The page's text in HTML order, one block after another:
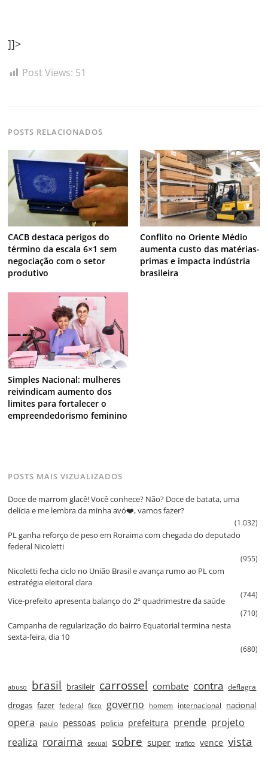
]]>
Post Views: 51
POSTS RELACIONADOS
CACB destaca perigos do
término da escala 6×1 sem
negociação com o setor
produtivo
Conflito no Oriente Médio
aumenta custo das matérias-
primas e impacta indústria
brasileira
Simples Nacional: mulheres
reivindicam aumento dos
limites para fortalecer o
empreendedorismo feminino
POSTS MAIS VIZUALIZADOS
Doce de marrom glacê! Você conhece? Não? Doce de batata, uma
delícia e me lembra da minha avó❤️, vamos fazer?
(1.032)
PL ganha reforço de peso em Roraima com chegada do deputado
federal Nicoletti
(955)
Nicoletti fecha ciclo no União Brasil e avança rumo ao PL com
estratégia eleitoral clara
(744)
Vice‑prefeito apresenta balanço do 2º quadrimestre da saúde
(710)
Campanha de regularização do bairro Equatorial termina nesta
sexta‑feira, dia 10
(680)
abuso brasil brasileir carrossel combate contra deflagra
drogas fazer federal ficco governo homem internacional nacional
opera paulo pessoas policia prefeitura prende projeto
realiza roraima sexual sobre super trafico vence vista